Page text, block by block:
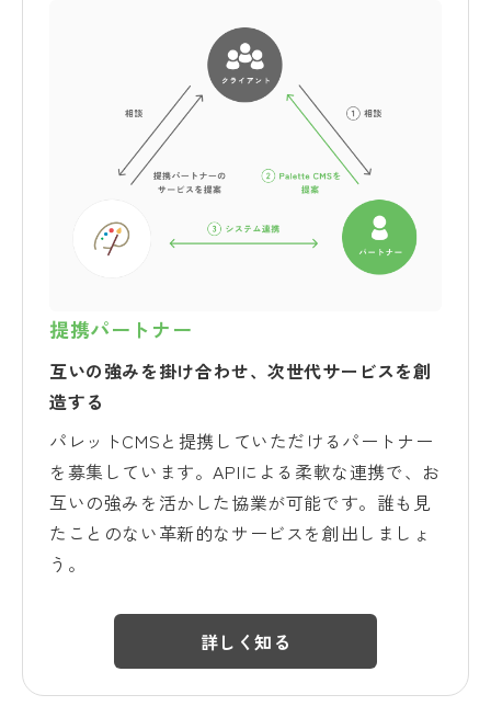
提携パートナー
互いの強みを掛け合わせ、次世代サービスを創
造する
パレットCMSと提携していただけるパートナー
を募集しています。APIによる柔軟な連携で、お
互いの強みを活かした協業が可能です。誰も見
たことのない革新的なサービスを創出しましょ
う。
詳しく知る